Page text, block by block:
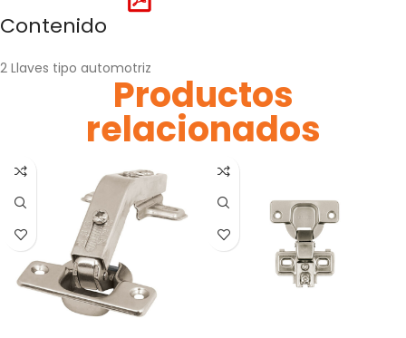
Contenido
2 Llaves tipo automotriz
Productos
relacionados